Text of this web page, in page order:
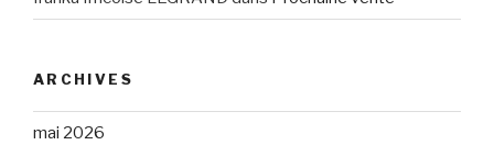
ARCHIVES
mai 2026